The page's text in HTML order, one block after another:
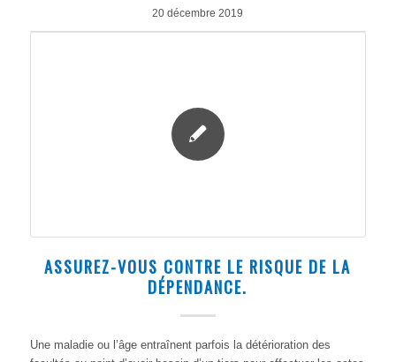
20 décembre 2019
ASSUREZ-VOUS CONTRE LE RISQUE DE LA
DÉPENDANCE.
Une maladie ou l’âge entraînent parfois la détérioration des